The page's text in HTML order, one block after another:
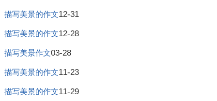
描写美景的作文12-31
描写美景的作文12-28
描写美景作文03-28
描写美景的作文11-23
描写美景的作文11-29